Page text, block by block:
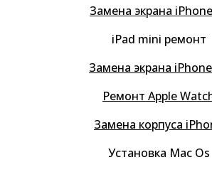
Замена корпуса
Ремонт Apple
Замена экрана iPhone
iPad mini ремонт
Замена экрана
Установка Mac Os